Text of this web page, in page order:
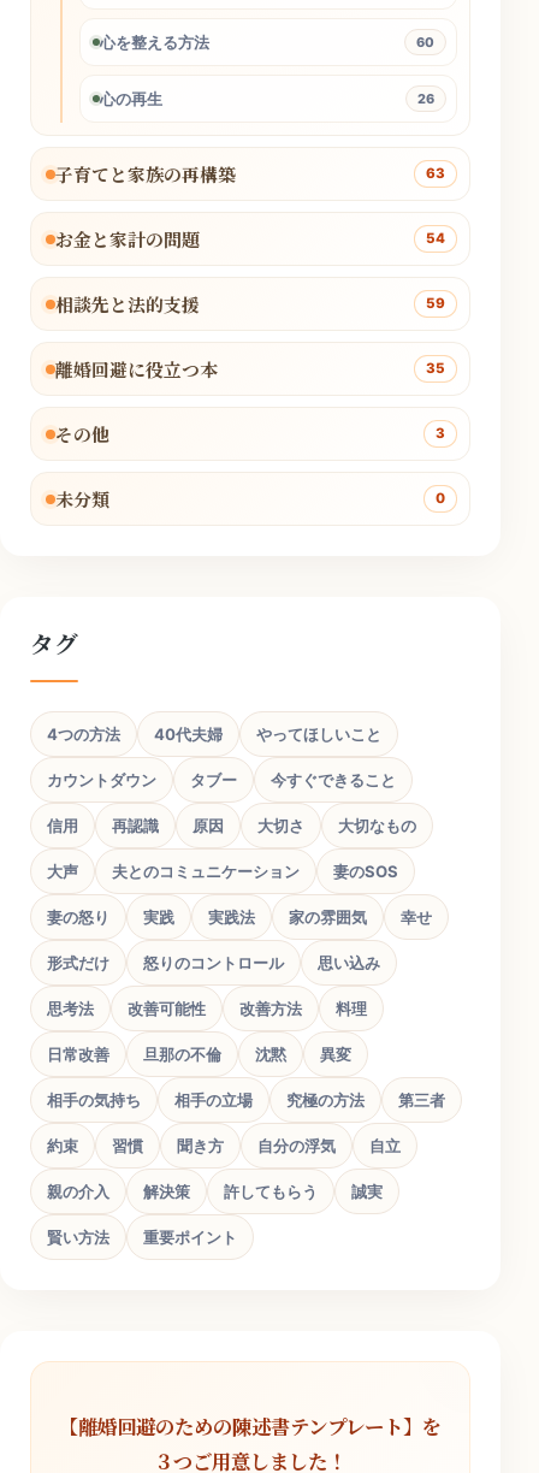
心を整える方法 60
心の再生 26
子育てと家族の再構築 63
お金と家計の問題 54
相談先と法的支援 59
離婚回避に役立つ本 35
その他 3
未分類 0
タグ
4つの方法 40代夫婦 やってほしいこと
カウントダウン タブー 今すぐできること
信用 再認識 原因 大切さ 大切なもの
大声 夫とのコミュニケーション 妻のSOS
妻の怒り 実践 実践法 家の雰囲気 幸せ
形式だけ 怒りのコントロール 思い込み
思考法 改善可能性 改善方法 料理
日常改善 旦那の不倫 沈黙 異変
相手の気持ち 相手の立場 究極の方法 第三者
約束 習慣 聞き方 自分の浮気 自立
親の介入 解決策 許してもらう 誠実
賢い方法 重要ポイント
【離婚回避のための陳述書テンプレート】を
３つご用意しました！